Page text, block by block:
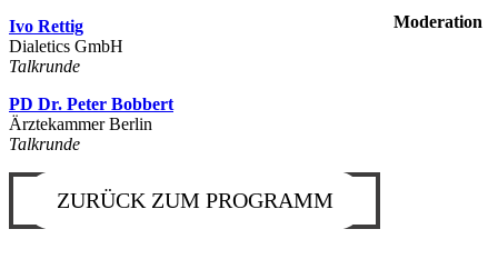
Ivo Rettig
Dialetics GmbH
Talkrunde
PD Dr. Peter Bobbert
Ärztekammer Berlin
Talkrunde
Moderation
ZURÜCK ZUM PROGRAMM